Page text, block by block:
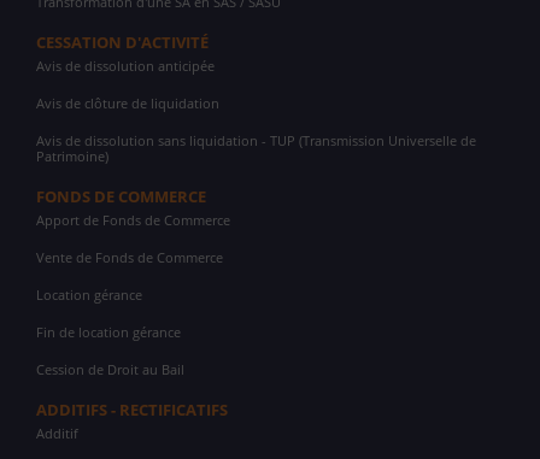
CESSATION D'ACTIVITÉ
Avis de dissolution anticipée
Avis de clôture de liquidation
Avis de dissolution sans liquidation - TUP (Transmission Universelle de
Patrimoine)
FONDS DE COMMERCE
Apport de Fonds de Commerce
Vente de Fonds de Commerce
Location gérance
Fin de location gérance
Cession de Droit au Bail
ADDITIFS - RECTIFICATIFS
Additif